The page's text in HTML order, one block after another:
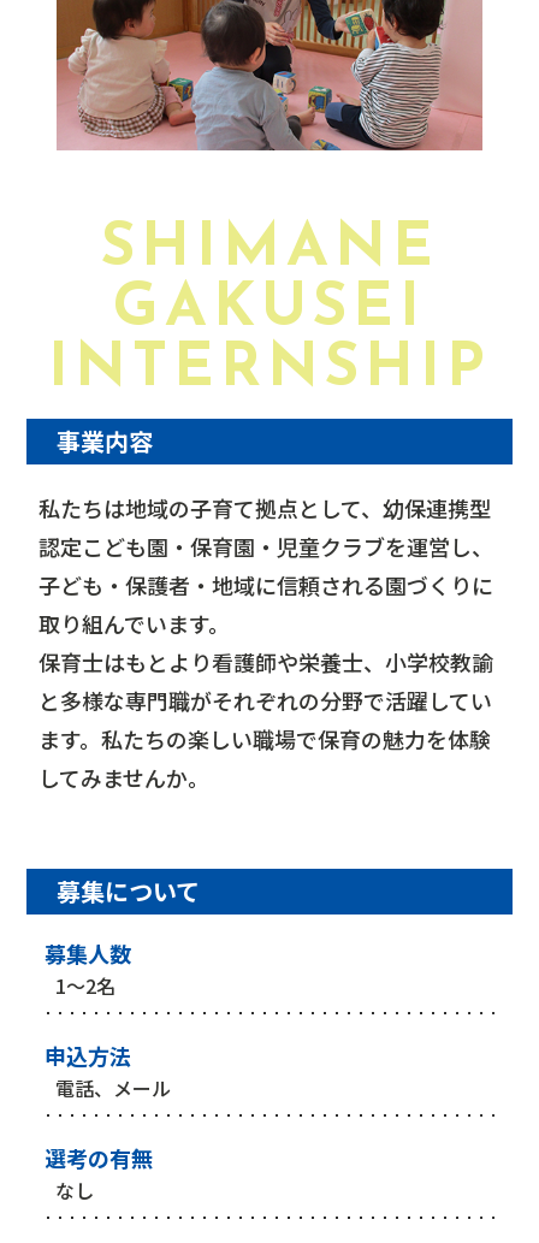
SHIMANE
GAKUSEI
INTERNSHIP
事業内容
私たちは地域の子育て拠点として、幼保連携型
認定こども園・保育園・児童クラブを運営し、
子ども・保護者・地域に信頼される園づくりに
取り組んでいます。
保育士はもとより看護師や栄養士、小学校教諭
と多様な専門職がそれぞれの分野で活躍してい
ます。私たちの楽しい職場で保育の魅力を体験
してみませんか。
募集について
募集人数
1～2名
申込方法
電話、メール
選考の有無
なし